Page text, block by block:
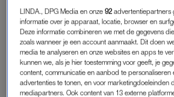
Deze ‘joekel’ is het ding van de
groot geschapen.Mijn vrouwhad zin om
aan de slag te gaan. Zijn apparaat – een
– is zo’n professioneel exemplaar.
LINDA., DPG Media en onze92 advertentiepartners
informatie over je apparaat, locatie, browser en
Deze informatie combineren we met de gegevens
zoals wanneer je een account aanmaakt. Dit doen
media te analyseren en onze websites en apps te
kunnen we, als je hier toestemming voor geeft, je
content, communicatie en aanbod te personaliseren
advertenties te tonen, en voor marketingdoeleinden
mediapartners. Ook content van 13 externe